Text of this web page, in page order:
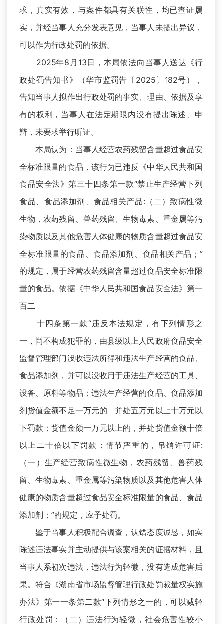
求，真实有效，与案件都具有关联性，均已查证属
实，并经当事人充分发表意见，当事人未提出异议，
可以作为行政处罚的依据。
2025年8月13日，本局依法向当事人送达《行
政处罚告知书》（华市监罚告〔2025〕182号），
告知当事人拟作出行政处罚的事实、理由、依据及享
有的权利，当事人在法定期限内没有提出陈述、申
辩，未要求举行听证。
本局认为：当事人经营农药残留含量超过食品安
全标准限量的食品，该行为已违反《中华人民共和国
食品安全法》第三十四条第一款“禁止生产经营下列
食品、食品添加剂、食品相关产品:（二）致病性微
生物，农药残留、兽药残留、生物毒素、重金属等污
染物质以及其他危害人体健康的物质含量超过食品安
全标准限量的食品、食品添加剂、食品相关产品；”
的规定，属于经营农药残留含量超过食品安全标准限
量的食品。依据《中华人民共和国食品安全法》第一
百二
十四条第一款“违反本法规定，有下列情形之
一，尚不构成犯罪的，由县级以上人民政府食品安全
监督管理部门没收违法所得和违法生产经营的食品、
食品添加剂，并可以没收用于违法生产经营的工具、
设备、原料等物品；违法生产经营的食品、食品添加
剂货值金额不足一万元的，并处五万元以上十万元以
下罚款；货值金额一万元以上的，并处货值金额十倍
以上二十倍以下罚款；情节严重的，吊销许可证:
（一）生产经营致病性微生物，农药残留、兽药残
留、生物毒素、重金属等污染物质以及其他危害人体
健康的物质含量超过食品安全标准限量的食品、食品
添加剂；”的规定，应予处罚。
鉴于当事人积极配合调查，认错态度诚恳，如实
陈述违法事实并主动提供与该案相关的证据材料，且
当事人系初次违法，违法行为轻微，没有造成危害后
果。符合《湖南省市场监督管理行政处罚裁量权实施
办法》第十一条第二款“下列情形之一的，可以减轻
行政处罚：（二）违法行为轻微，社会危害性较小